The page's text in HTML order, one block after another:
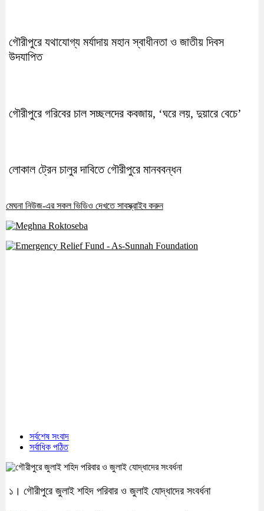
গৌরীপুরে যথাযোগ্য মর্যাদায় মহান স্বাধীনতা ও জাতীয় দিবস
উদযাপিত
গৌরীপুরে গরিবের চাল সচ্ছলদের কবজায়, ‘ঘরে লয়, দুয়ারে বেচে’
লোকাল ট্রেন চালুর দাবিতে গৌরীপুরে মানববন্ধন
মেঘনা নিউজ-এর সকল ভিডিও দেখতে সাবস্ক্রাইব করুন
সর্বশেষ সংবাদ
সর্বাধিক পঠিত
১। গৌরীপুরে জুলাই শহিদ পরিবার ও জুলাই যোদ্ধাদের সংবর্ধনা